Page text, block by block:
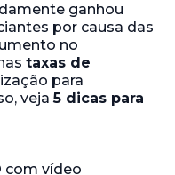
ganhou
por causa das
no
taxas de
para
veja5 dicas para